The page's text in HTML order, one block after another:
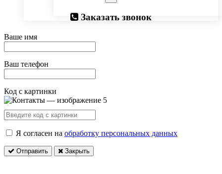
Заказать звонок
Ваше имя
Ваш телефон
Код с картинки
Я согласен на обработку персональных данных
Отправить Закрыть